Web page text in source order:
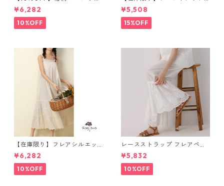
ブワンピース 10768
¥6,282
10%OFF
ュ バックパック M 2col 11170
¥5,508
15%OFF
【在庫限り】フレアシルエッ
ト キャミワンピース 2col N
WP123
¥6,282
10%OFF
レースストラップ フレアペチ
パンツ Y 10925
¥5,832
10%OFF